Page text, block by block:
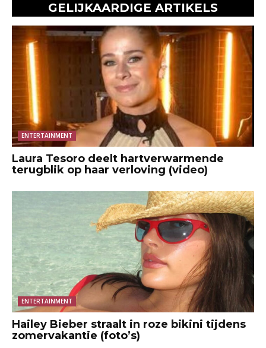
GELIJKAARDIGE ARTIKELS
ENTERTAINMENT
Laura Tesoro deelt hartverwarmende
terugblik op haar verloving (video)
ENTERTAINMENT
Hailey Bieber straalt in roze bikini tijdens
zomervakantie (foto’s)